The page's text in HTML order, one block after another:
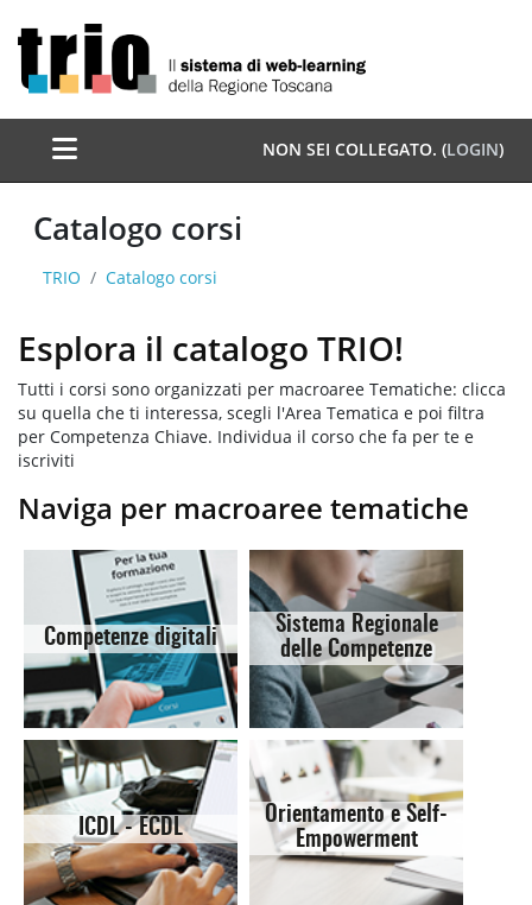
NON SEI COLLEGATO. (LOGIN)
Catalogo corsi
TRIO Catalogo corsi
Esplora il catalogo TRIO!
Tutti i corsi sono organizzati per macroaree Tematiche: clicca
su quella che ti interessa, scegli l'Area Tematica e poi filtra
per Competenza Chiave. Individua il corso che fa per te e
iscriviti
Naviga per macroaree tematiche
Competenze digitali
Sistema Regionale
delle Competenze
ICDL - ECDL
Orientamento e Self-
Empowerment